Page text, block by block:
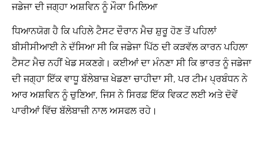
ਜਡੇਜਾ ਦੀ ਜਗ੍ਹਾ ਅਸ਼ਵਿਨ ਨੂੰ ਮੌਕਾ ਮਿਲਿਆ
ਧਿਆਨਯੋਗ ਹੈ ਕਿ ਪਹਿਲੇ ਟੈਸਟ ਦੌਰਾਨ ਮੈਚ ਸ਼ੁਰੂ ਹੋਣ ਤੋਂ ਪਹਿਲਾਂ
ਬੀਸੀਸੀਆਈ ਨੇ ਦੱਸਿਆ ਸੀ ਕਿ ਜਡੇਜਾ ਪਿੱਠ ਦੀ ਕੜਵੱਲ ਕਾਰਨ ਪਹਿਲਾ
ਟੈਸਟ ਮੈਚ ਨਹੀਂ ਖੇਡ ਸਕਣਗੇ। ਕਈਆਂ ਦਾ ਮੰਨਣਾ ਸੀ ਕਿ ਭਾਰਤ ਨੂੰ ਜਡੇਜਾ
ਦੀ ਜਗ੍ਹਾ ਇੱਕ ਵਾਧੂ ਬੱਲੇਬਾਜ਼ ਖੇਡਣਾ ਚਾਹੀਦਾ ਸੀ, ਪਰ ਟੀਮ ਪ੍ਰਬੰਧਨ ਨੇ
ਆਰ ਅਸ਼ਵਿਨ ਨੂੰ ਚੁਣਿਆ, ਜਿਸ ਨੇ ਸਿਰਫ਼ ਇੱਕ ਵਿਕਟ ਲਈ ਅਤੇ ਦੋਵੇਂ
ਪਾਰੀਆਂ ਵਿੱਚ ਬੱਲੇਬਾਜ਼ੀ ਨਾਲ ਅਸਫਲ ਰਹੇ।